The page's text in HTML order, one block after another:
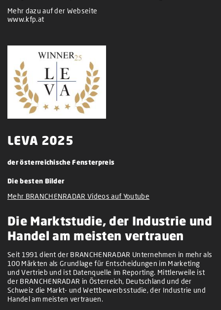
Mehr dazu auf der Webseite
www.kfp.at
LEVA 2025
der österreichische Fensterpreis
Die besten Bilder
Mehr BRANCHENRADAR Videos auf Youtube
Die Marktstudie, der Industrie und
Handel am meisten vertrauen
Seit 1991 dient der BRANCHENRADAR Unternehmen in mehr als
100 Märkten als Grundlage für Entscheidungen im Marketing
und Vertrieb und ist Datenquelle im Reporting. Mittlerweile ist
der BRANCHENRADAR in Österreich, Deutschland und der
Schweiz die Markt- und Wettbewerbsstudie, der Industrie und
Handel am meisten vertrauen.